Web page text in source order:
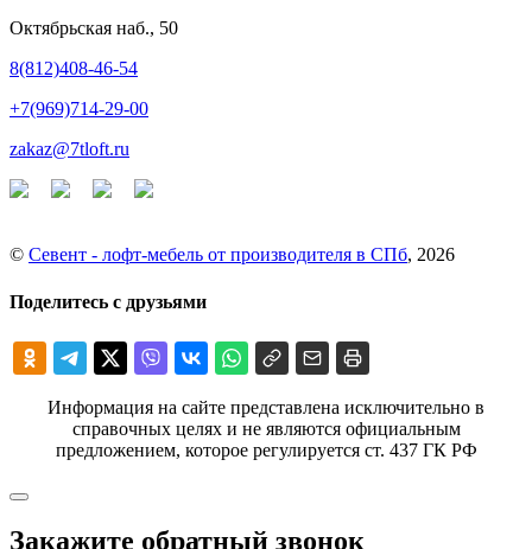
Октябрьская наб., 50
8(812)408-46-54
+7(969)714-29-00
zakaz@7tloft.ru
© Севент - лофт-мебель от производителя в СПб, 2026
Поделитесь с друзьями
Информация на сайте представлена исключительно в
справочных целях и не являются официальным
предложением, которое регулируется ст. 437 ГК РФ
Закажите обратный звонок